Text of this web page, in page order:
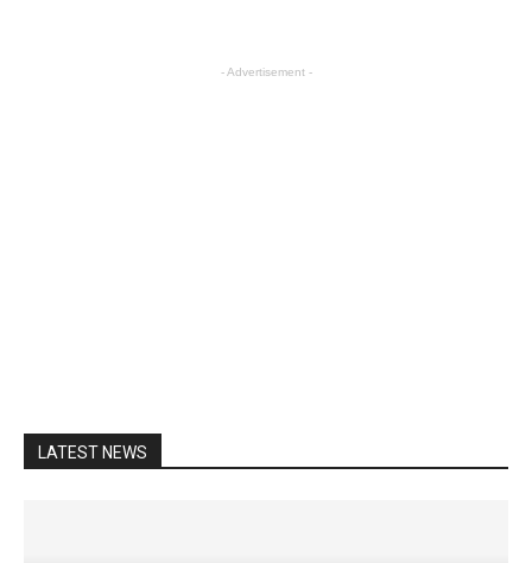
- Advertisement -
LATEST NEWS